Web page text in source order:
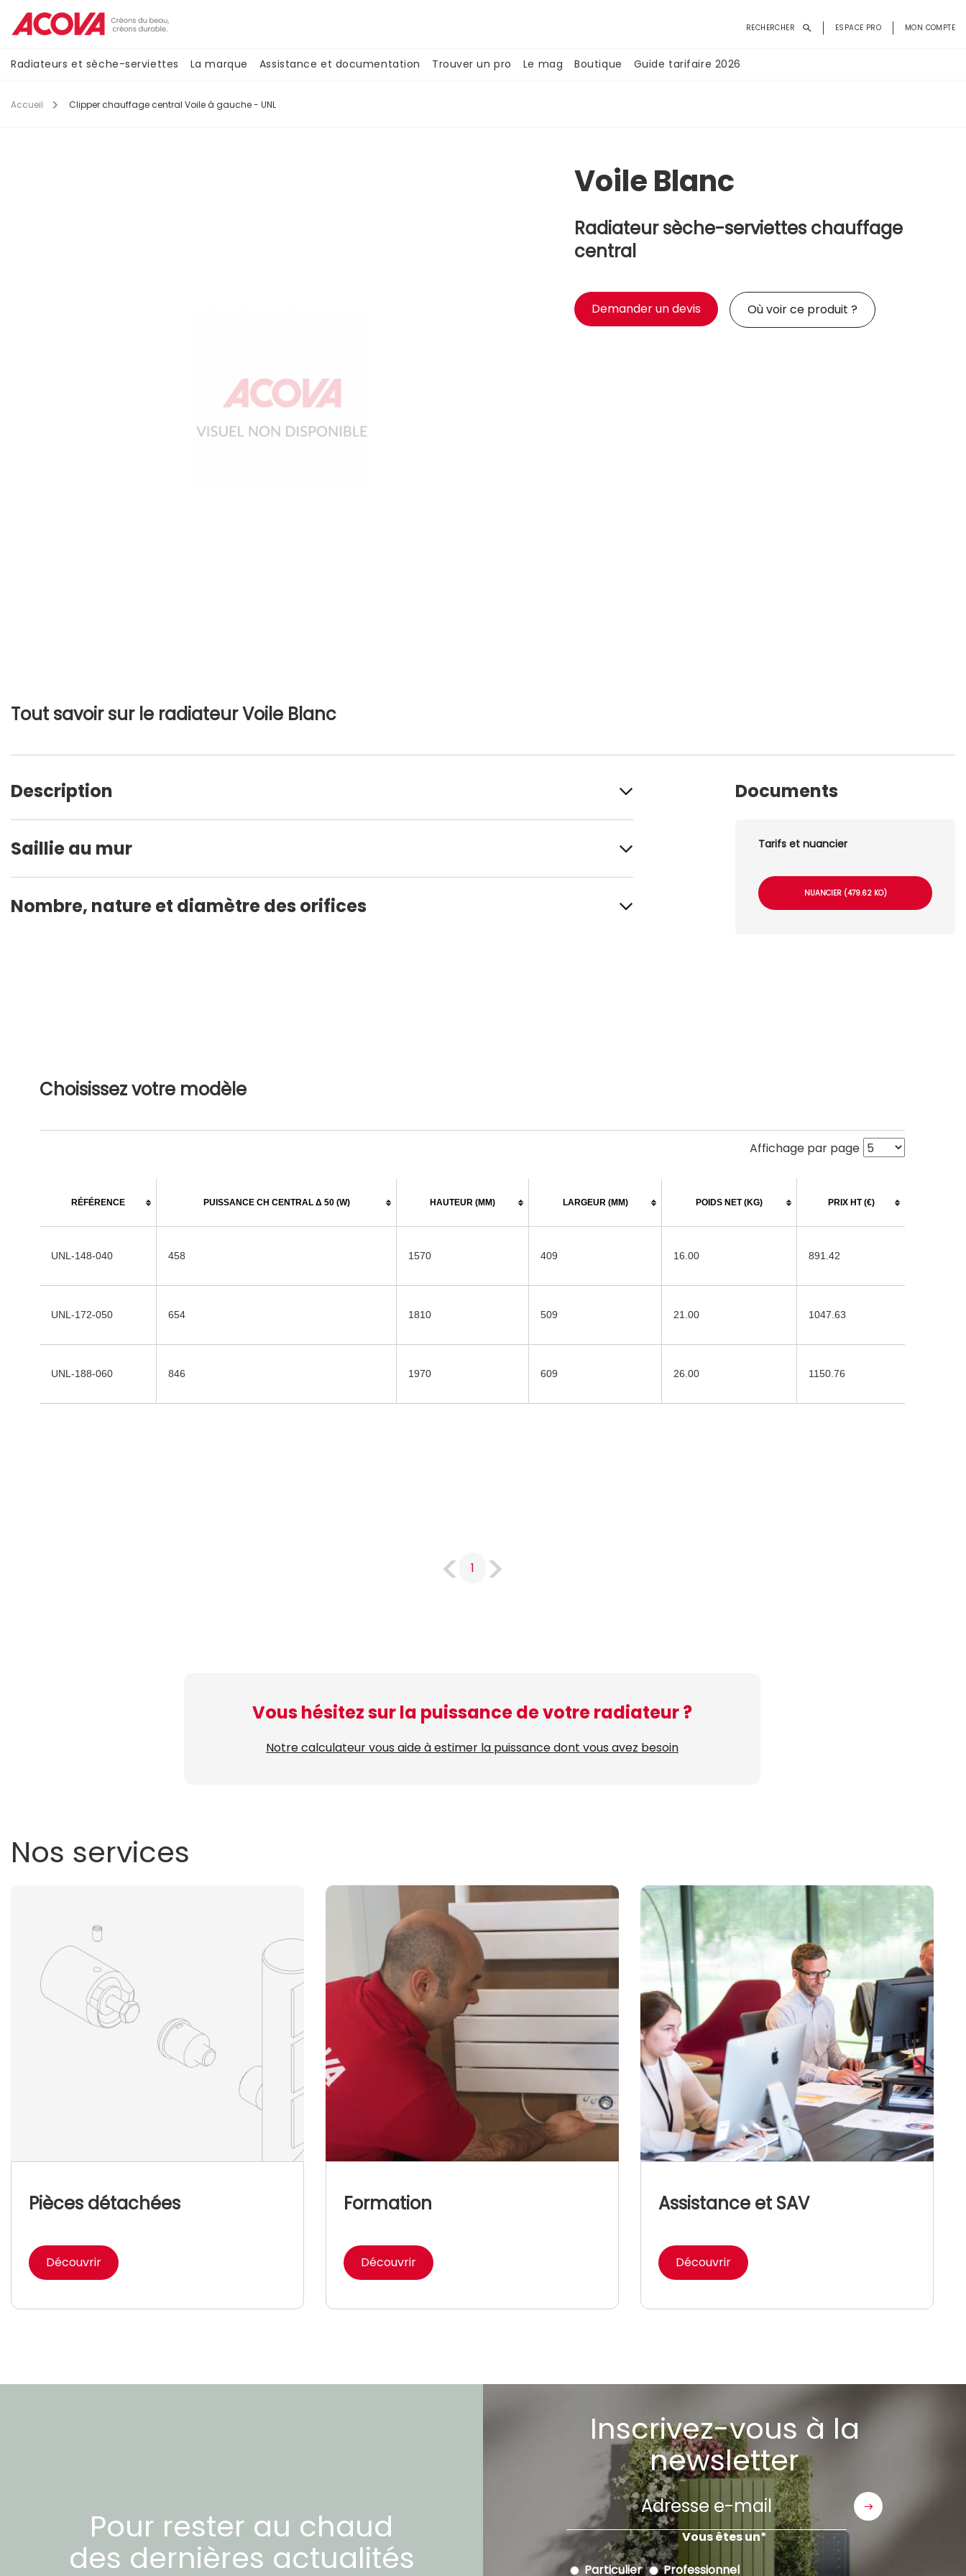
contenu
Menu
RECHERCHER ESPACE PRO MON COMPTE
principale
Radiateurs et sèche-serviettes La marque Assistance et documentation Trouver un pro Le mag Boutique Guide tarifaire 2026
Accueil Clipper chauffage central Voile à gauche - UNL
Voile Blanc
Radiateur sèche-serviettes chauffage
central
Demander un devis Où voir ce produit ?
Tout savoir sur le radiateur Voile Blanc
Description
Saillie au mur
Nombre, nature et diamètre des orifices
Documents
Tarifs et nuancier
NUANCIER (479.62 KO)
Choisissez votre modèle
Affichage par page
RÉFÉRENCE PUISSANCE CH CENTRAL Δ 50 (W) HAUTEUR (MM) LARGEUR (MM) POIDS NET (KG) PRIX HT (€)
UNL-148-040 458 1570 409 16.00 891.42
UNL-172-050 654 1810 509 21.00 1047.63
UNL-188-060 846 1970 609 26.00 1150.76
1
Vous hésitez sur la puissance de votre radiateur ?
Notre calculateur vous aide à estimer la puissance dont vous avez besoin
Nos services
Pièces détachées
Découvrir
Formation
Découvrir
Assistance et SAV
Découvrir
Pour rester au chaud
des dernières actualités
Inscrivez-vous à la
newsletter
e-
Vous êtes un
Particulier
Professionnel